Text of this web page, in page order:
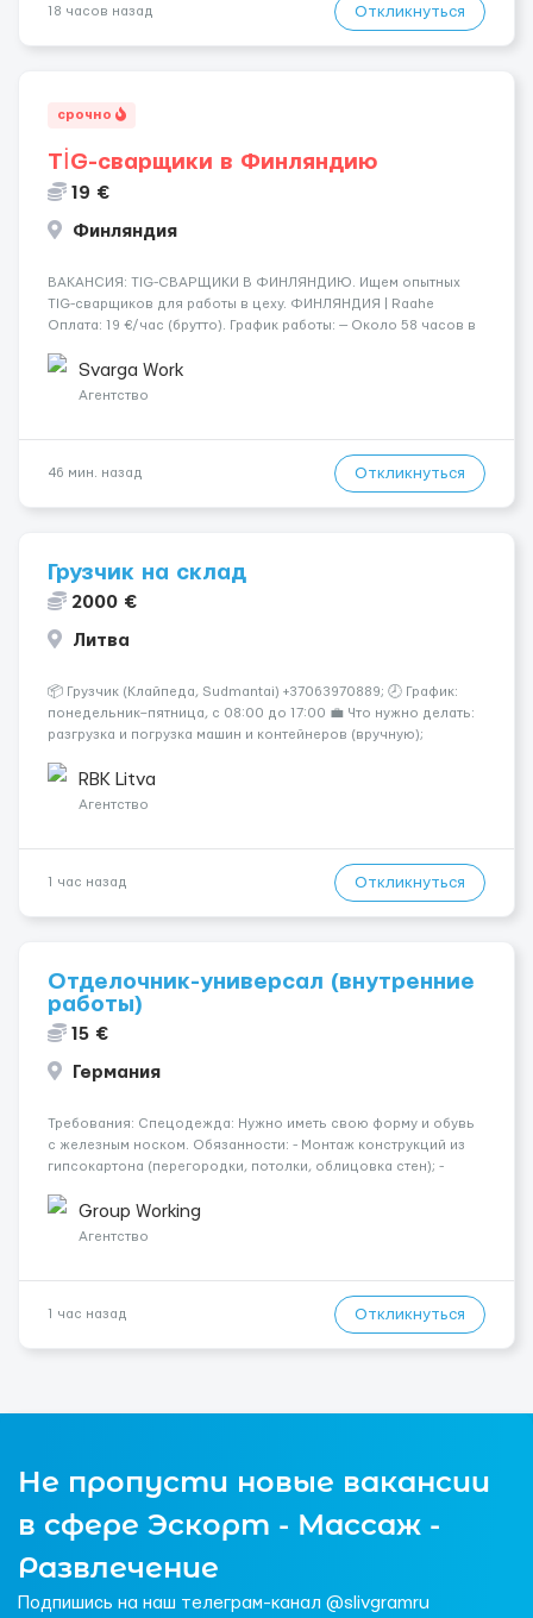
18 часов назад Откликнуться
срочно
TİG-сварщики в Финляндию
19 €
Финляндия
​​ВАКАНСИЯ: TIG-СВАРЩИКИ В ФИНЛЯНДИЮ. Ищем опытных
TIG-сварщиков для работы в цеху. ФИНЛЯНДИЯ | Raahe
Оплата: 19 €/час (брутто). График работы: — Около 58 часов в
переработки. Дата начала: — Как можно скорее....
Svarga Work
Агентство
46 мин. назад Откликнуться
Грузчик на склад
2000 €
Литва
📦 Грузчик (Клайпеда, Sudmantai) +37063970889; 🕗 График:
понедельник–пятница, с 08:00 до 17:00 💼 Что нужно делать:
разгрузка и погрузка машин и контейнеров (вручную);
выполнение других поручений заведующего складом. ✅
Требования: ...
RBK Litva
Агентство
1 час назад Откликнуться
Отделочник-универсал (внутренние
работы)
15 €
Германия
Требования: Спецодежда: Нужно иметь свою форму и обувь
с железным носком. Обязанности: - Монтаж конструкций из
гипсокартона (перегородки, потолки, облицовка стен); -
малярных работ (шпатлевка, грунтовка, покраска); -
Штукатурные работы ...
Group Working
Агентство
1 час назад Откликнуться
Не пропусти новые вакансии
в сфере Эскорт - Массаж -
Развлечение
Подпишись на наш телеграм-канал @slivgramru